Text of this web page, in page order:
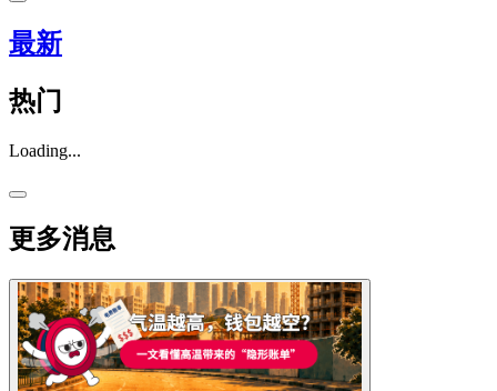
最新
热门
Loading...
更多消息